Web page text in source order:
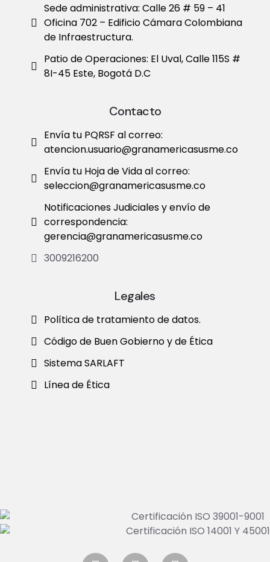
Sede administrativa: Calle 26 # 59 – 41
Oficina 702 – Edificio Cámara Colombiana
de Infraestructura.
Patio de Operaciones: El Uval, Calle 115S #
8I-45 Este, Bogotá D.C
Contacto
Envía tu PQRSF al correo:
atencion.usuario@granamericasusme.co
Envía tu Hoja de Vida al correo:
seleccion@granamericasusme.co
Notificaciones Judiciales y envío de
correspondencia:
gerencia@granamericasusme.co
3009216200
Legales
Política de tratamiento de datos.
Código de Buen Gobierno y de Ética
Sistema SARLAFT
Línea de Ética